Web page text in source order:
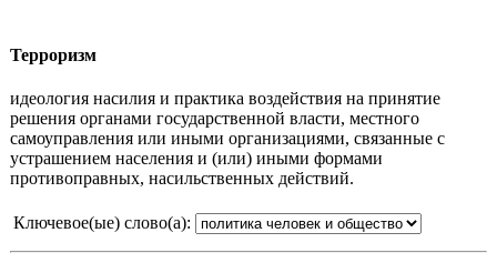
Терроризм
идеология насилия и практика воздействия на принятие
решения органами государственной власти, местного
самоуправления или иными организациями, связанные с
устрашением населения и (или) иными формами
противоправных, насильственных действий.
Ключевое(ые) слово(а):